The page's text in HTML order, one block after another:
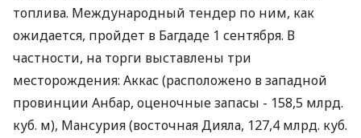
топлива. Международный тендер по ним, как
ожидается, пройдет в Багдаде 1 сентября. В
частности, на торги выставлены три
месторождения: Аккас (расположено в западной
провинции Анбар, оценочные запасы - 158,5 млрд.
куб. м), Мансурия (восточная Дияла, 127,4 млрд. куб.